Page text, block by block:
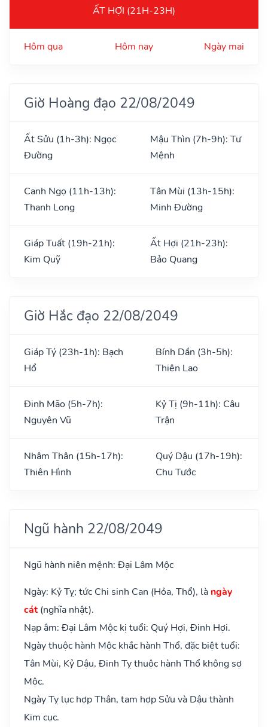
ẤT HỢI (21H-23H)
Hôm qua Hôm nay Ngày mai
Giờ Hoàng đạo 22/08/2049
Ất Sửu (1h-3h): Ngọc
Đường
Mậu Thìn (7h-9h): Tư
Mệnh
Canh Ngọ (11h-13h):
Thanh Long
Tân Mùi (13h-15h):
Minh Đường
Giáp Tuất (19h-21h):
Kim Quỹ
Ất Hợi (21h-23h):
Bảo Quang
Giờ Hắc đạo 22/08/2049
Giáp Tý (23h-1h): Bạch
Hổ
Bính Dần (3h-5h):
Thiên Lao
Đinh Mão (5h-7h):
Nguyên Vũ
Kỷ Tị (9h-11h): Câu
Trận
Nhâm Thân (15h-17h):
Thiên Hình
Quý Dậu (17h-19h):
Chu Tước
Ngũ hành 22/08/2049
Ngũ hành niên mệnh: Đại Lâm Mộc
Ngày: Kỷ Tỵ; tức Chi sinh Can (Hỏa, Thổ), là ngày
cát(nghĩa nhật).
Nạp âm: Đại Lâm Mộc kị tuổi: Quý Hợi, Đinh Hợi.
Ngày thuộc hành Mộc khắc hành Thổ, đặc biệt tuổi:
Tân Mùi, Kỷ Dậu, Đinh Tỵ thuộc hành Thổ không sợ
Mộc.
Ngày Tỵ lục hợp Thân, tam hợp Sửu và Dậu thành
Kim cục.